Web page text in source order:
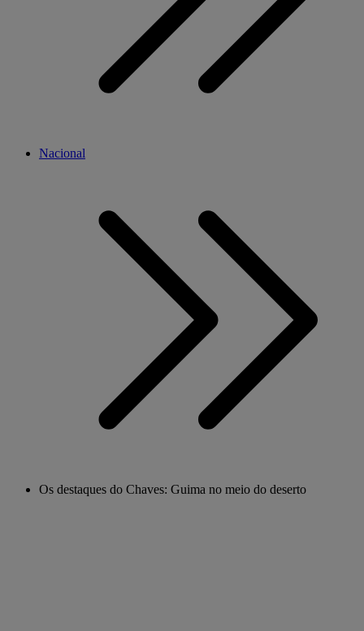
Nacional
Os destaques do Chaves: Guima no meio do deserto